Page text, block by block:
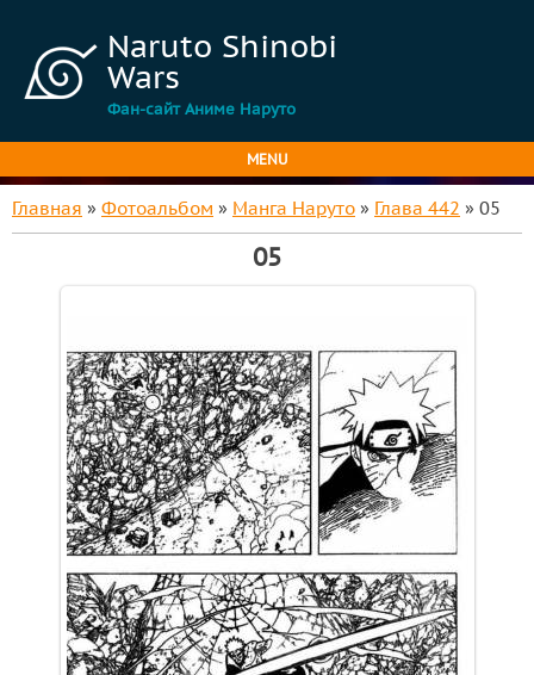
Naruto Shinobi
Wars
Фан-сайт Аниме Наруто
MENU
Главная » Фотоальбом » Манга Наруто » Глава 442 » 05
05